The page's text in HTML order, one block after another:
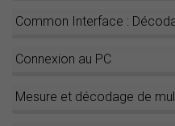
Common Interface :
Connexion au PC
Mesure et décodage de